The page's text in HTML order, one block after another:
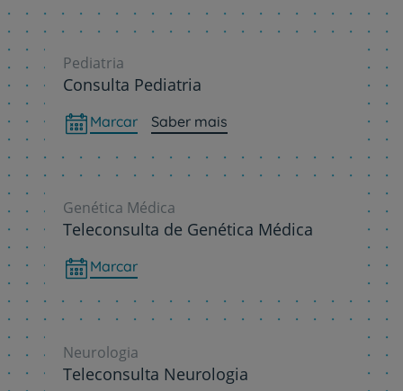
Pediatria
Consulta Pediatria
Marcar Saber mais
Genética Médica
Teleconsulta de Genética Médica
Marcar
Neurologia
Teleconsulta Neurologia